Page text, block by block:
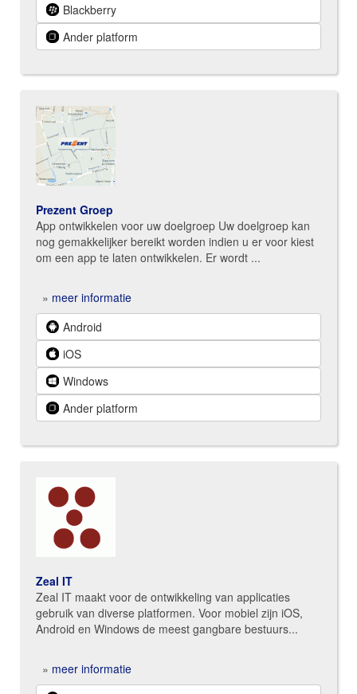
Blackberry
Ander platform
Prezent Groep
App ontwikkelen voor uw doelgroep Uw doelgroep kan
nog gemakkelijker bereikt worden indien u er voor kiest
om een app te laten ontwikkelen. Er wordt ...
» meer informatie
Android
iOS
Windows
Ander platform
Zeal IT
Zeal IT maakt voor de ontwikkeling van applicaties
gebruik van diverse platformen. Voor mobiel zijn iOS,
Android en Windows de meest gangbare bestuurs...
» meer informatie